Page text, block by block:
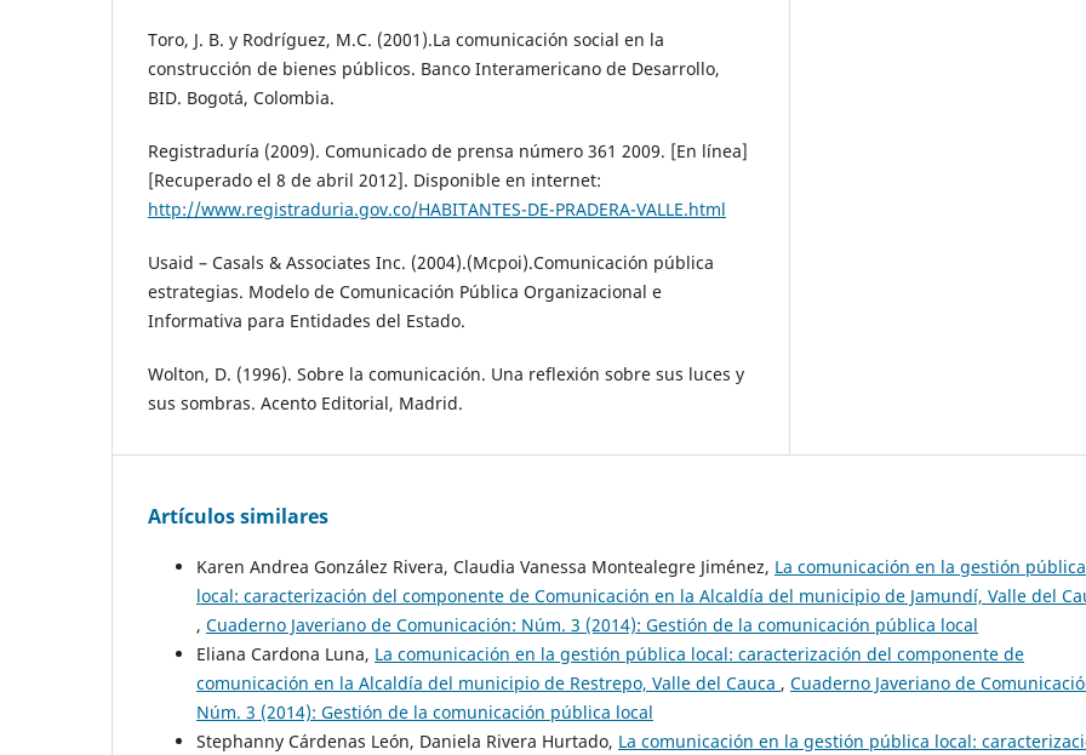
Toro, J. B. y Rodríguez, M.C. (2001).La comunicación social en la
construcción de bienes públicos. Banco Interamericano de Desarrollo,
BID. Bogotá, Colombia.
Registraduría (2009). Comunicado de prensa número 361 2009. [En línea]
[Recuperado el 8 de abril 2012]. Disponible en internet:
http://www.registraduria.gov.co/HABITANTES-DE-PRADERA-VALLE.html
Usaid – Casals & Associates Inc. (2004).(Mcpoi).Comunicación pública
estrategias. Modelo de Comunicación Pública Organizacional e
Informativa para Entidades del Estado.
Wolton, D. (1996). Sobre la comunicación. Una reflexión sobre sus luces y
sus sombras. Acento Editorial, Madrid.
Artículos similares
Karen Andrea González Rivera, Claudia Vanessa Montealegre Jiménez, La comunicación en la gestión pública
local: caracterización del componente de Comunicación en la Alcaldía del municipio de Jamundí, Valle del
, Cuaderno Javeriano de Comunicación: Núm. 3 (2014): Gestión de la comunicación pública local
Eliana Cardona Luna, La comunicación en la gestión pública local: caracterización del componente de
comunicación en la Alcaldía del municipio de Restrepo, Valle del Cauca , Cuaderno Javeriano de
Núm. 3 (2014): Gestión de la comunicación pública local
Stephanny Cárdenas León, Daniela Rivera Hurtado, La comunicación en la gestión pública local: